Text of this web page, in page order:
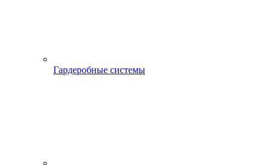
Гардеробные системы